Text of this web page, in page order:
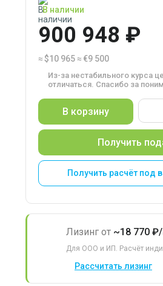
В наличии
900 948 ₽
≈$10 965≈ €9 500
Из-за нестабильного курса
отличаться. Спасибо за
В корзину
Получить
Получить расчёт под
Лизинг от ~18 770
Для ООО и ИП. Расчёт
Рассчитать лизинг